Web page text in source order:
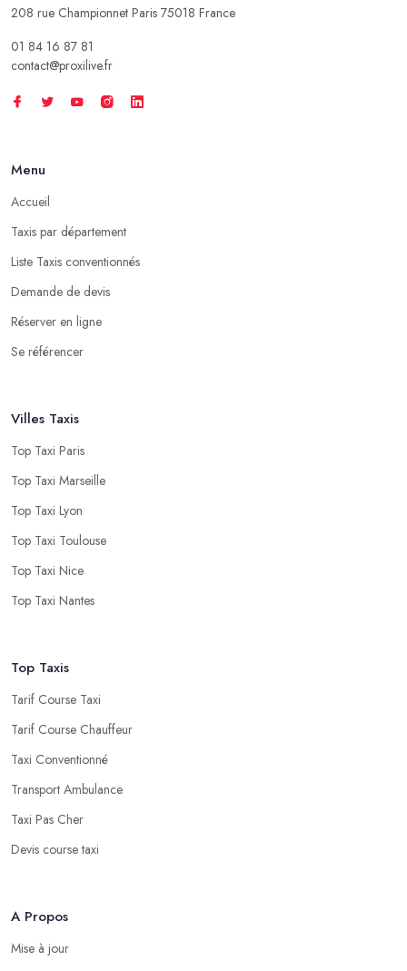
208 rue Championnet Paris 75018 France
01 84 16 87 81
contact@proxilive.fr
Menu
Accueil
Taxis par département
Liste Taxis conventionnés
Demande de devis
Réserver en ligne
Se référencer
Villes Taxis
Top Taxi Paris
Top Taxi Marseille
Top Taxi Lyon
Top Taxi Toulouse
Top Taxi Nice
Top Taxi Nantes
Top Taxis
Tarif Course Taxi
Tarif Course Chauffeur
Taxi Conventionné
Transport Ambulance
Taxi Pas Cher
Devis course taxi
A Propos
Mise à jour